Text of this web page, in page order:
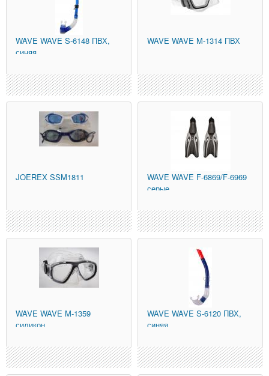
WAVE WAVE S-6148 ПВХ,
синяя
WAVE WAVE M-1314 ПВХ
JOEREX SSM1811 WAVE WAVE F-6869/F-6969
серые
WAVE WAVE M-1359
силикон
WAVE WAVE S-6120 ПВХ,
синяя